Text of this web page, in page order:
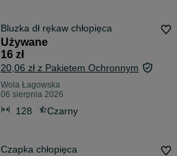
Bluzka dł rękaw chłopięca
Używane
16 zł
20,06 zł z Pakietem Ochronnym
Wola Łagowska
06 sierpnia 2026
128 Czarny
Czapka chłopięca